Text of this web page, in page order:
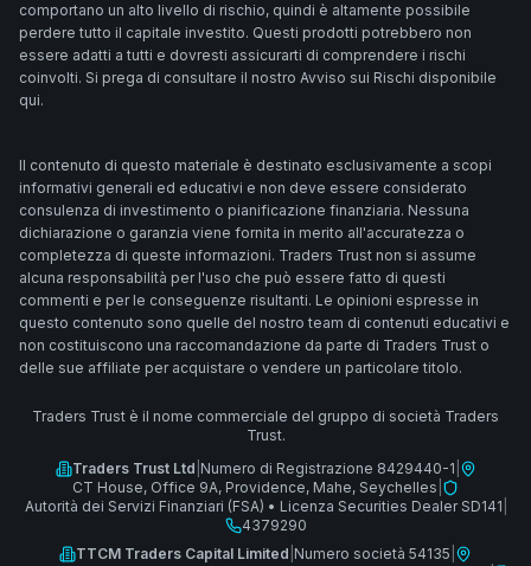
comportano un alto livello di rischio, quindi è altamente possibile
perdere tutto il capitale investito. Questi prodotti potrebbero non
essere adatti a tutti e dovresti assicurarti di comprendere i rischi
coinvolti. Si prega di consultare il nostro Avviso sui Rischi disponibile
qui.
Il contenuto di questo materiale è destinato esclusivamente a scopi
informativi generali ed educativi e non deve essere considerato
consulenza di investimento o pianificazione finanziaria. Nessuna
dichiarazione o garanzia viene fornita in merito all'accuratezza o
completezza di queste informazioni. Traders Trust non si assume
alcuna responsabilità per l'uso che può essere fatto di questi
commenti e per le conseguenze risultanti. Le opinioni espresse in
questo contenuto sono quelle del nostro team di contenuti educativi e
non costituiscono una raccomandazione da parte di Traders Trust o
delle sue affiliate per acquistare o vendere un particolare titolo.
Traders Trust è il nome commerciale del gruppo di società Traders
Trust.
Traders Trust Ltd Numero di Registrazione 8429440-1
CT House, Office 9A, Providence, Mahe, Seychelles
Autorità dei Servizi Finanziari (FSA) • Licenza Securities Dealer SD141
4379290
TTCM Traders Capital Limited Numero società 54135